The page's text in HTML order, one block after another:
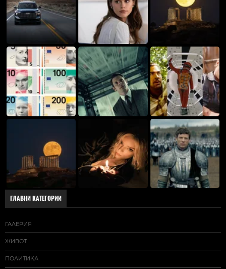
ГЛАВНИ КАТЕГОРИИ
ГАЛЕРИЯ
ЖИВОТ
ПОЛИТИКА